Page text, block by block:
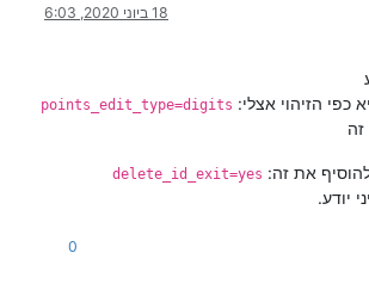
18 ביוני 2020, 6:03
כפי הזיהוי אצלי: points_edit_type=digits
זה
את זה: delete_id_exit=yes
יודע.
0